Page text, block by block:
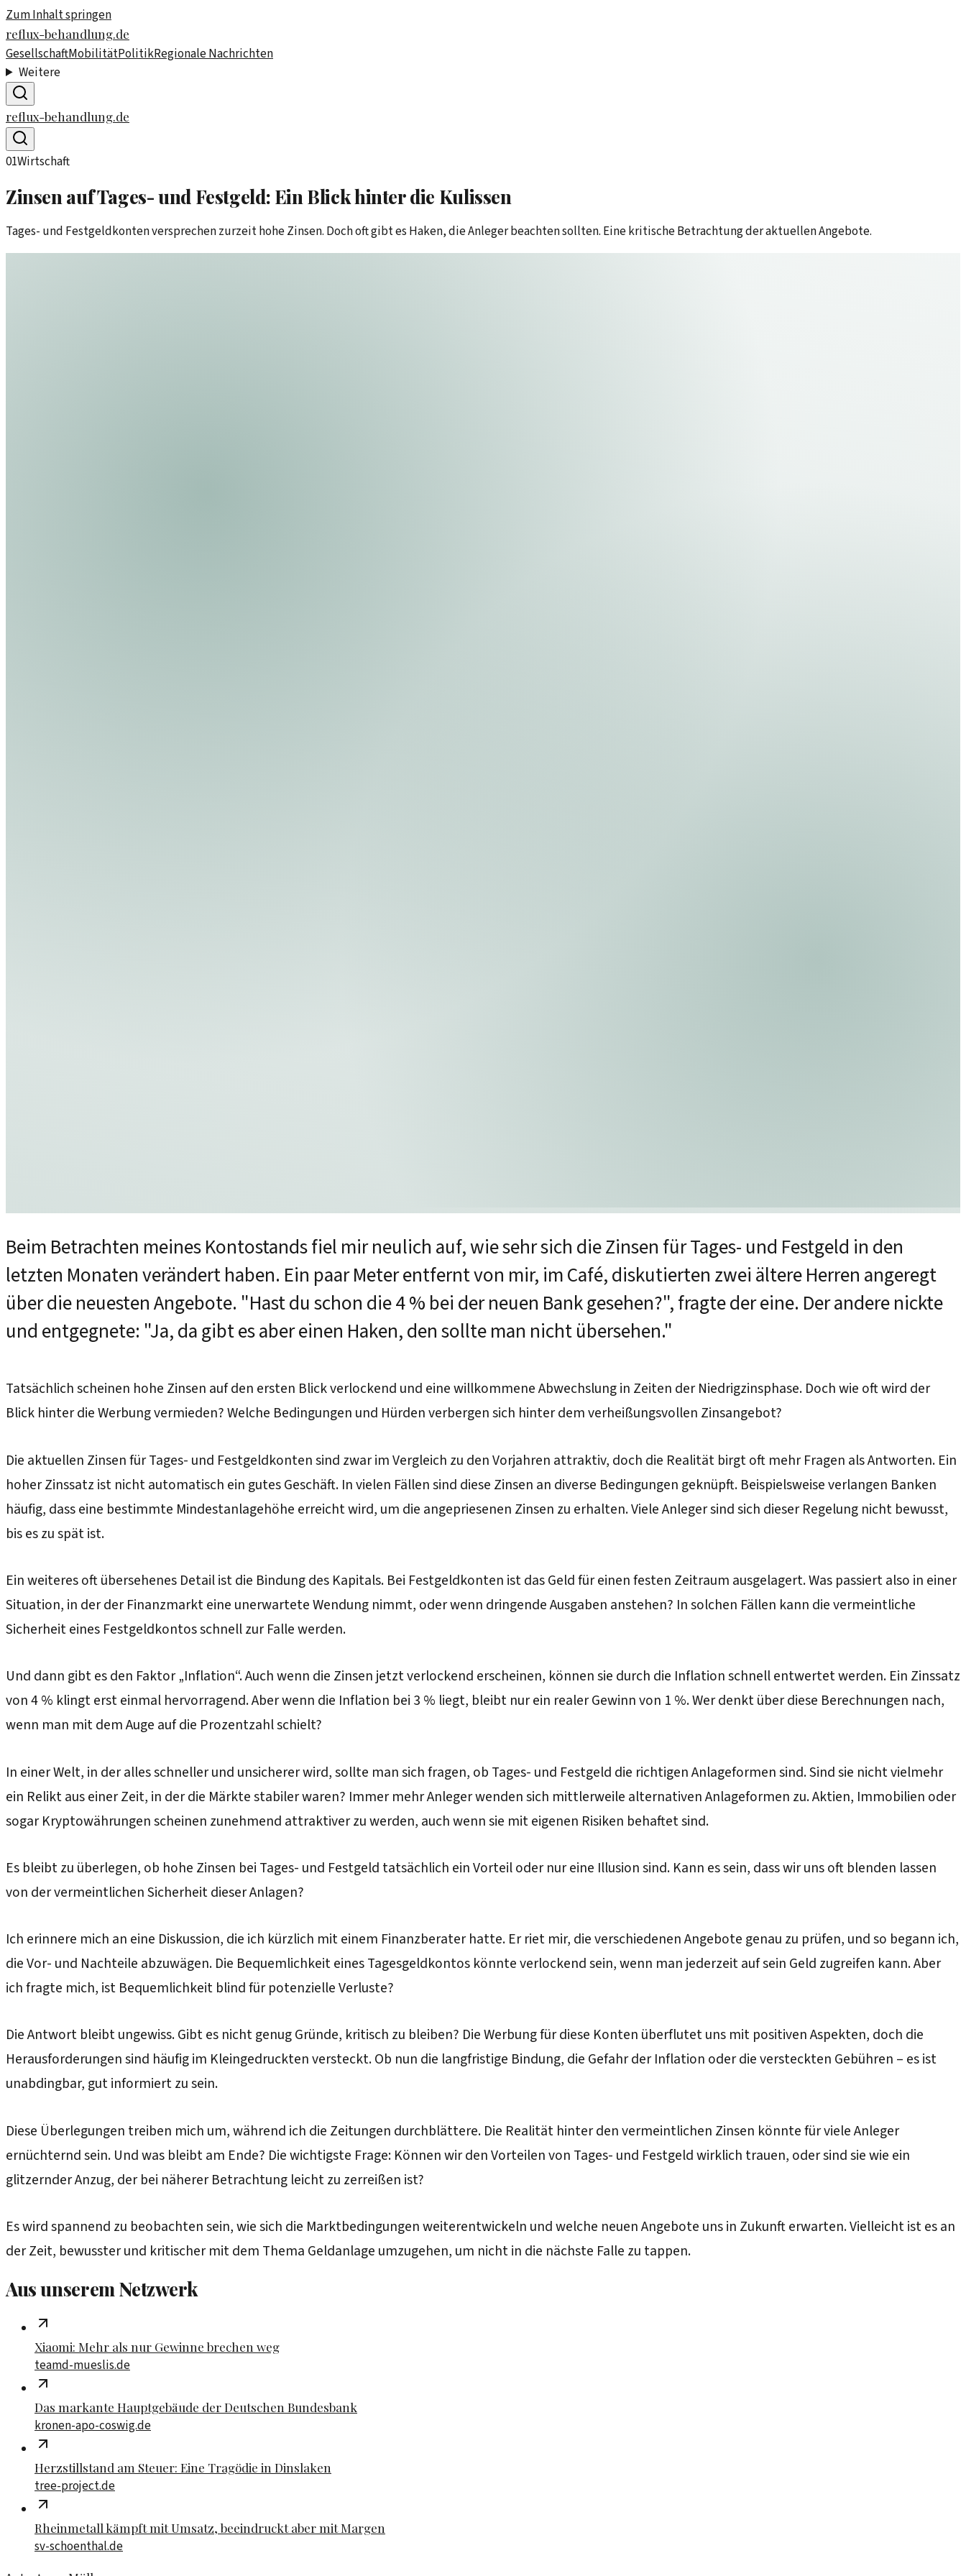
Zum Inhalt springen
reflux-behandlung.de
GesellschaftMobilitätPolitikRegionale Nachrichten
Weitere
reflux-behandlung.de
01Wirtschaft
Zinsen auf Tages- und Festgeld: Ein Blick hinter die Kulissen
Tages- und Festgeldkonten versprechen zurzeit hohe Zinsen. Doch oft gibt es Haken, die Anleger beachten sollten. Eine kritische Betrachtung der aktuellen Angebote.
Beim Betrachten meines Kontostands fiel mir neulich auf, wie sehr sich die Zinsen für Tages- und Festgeld in den
letzten Monaten verändert haben. Ein paar Meter entfernt von mir, im Café, diskutierten zwei ältere Herren angeregt
über die neuesten Angebote. "Hast du schon die 4 % bei der neuen Bank gesehen?", fragte der eine. Der andere nickte
und entgegnete: "Ja, da gibt es aber einen Haken, den sollte man nicht übersehen."
Tatsächlich scheinen hohe Zinsen auf den ersten Blick verlockend und eine willkommene Abwechslung in Zeiten der Niedrigzinsphase. Doch wie oft wird der
Blick hinter die Werbung vermieden? Welche Bedingungen und Hürden verbergen sich hinter dem verheißungsvollen Zinsangebot?
Die aktuellen Zinsen für Tages- und Festgeldkonten sind zwar im Vergleich zu den Vorjahren attraktiv, doch die Realität birgt oft mehr Fragen als Antworten. Ein
hoher Zinssatz ist nicht automatisch ein gutes Geschäft. In vielen Fällen sind diese Zinsen an diverse Bedingungen geknüpft. Beispielsweise verlangen Banken
häufig, dass eine bestimmte Mindestanlagehöhe erreicht wird, um die angepriesenen Zinsen zu erhalten. Viele Anleger sind sich dieser Regelung nicht bewusst,
bis es zu spät ist.
Ein weiteres oft übersehenes Detail ist die Bindung des Kapitals. Bei Festgeldkonten ist das Geld für einen festen Zeitraum ausgelagert. Was passiert also in einer
Situation, in der der Finanzmarkt eine unerwartete Wendung nimmt, oder wenn dringende Ausgaben anstehen? In solchen Fällen kann die vermeintliche
Sicherheit eines Festgeldkontos schnell zur Falle werden.
Und dann gibt es den Faktor „Inflation“. Auch wenn die Zinsen jetzt verlockend erscheinen, können sie durch die Inflation schnell entwertet werden. Ein Zinssatz
von 4 % klingt erst einmal hervorragend. Aber wenn die Inflation bei 3 % liegt, bleibt nur ein realer Gewinn von 1 %. Wer denkt über diese Berechnungen nach,
wenn man mit dem Auge auf die Prozentzahl schielt?
In einer Welt, in der alles schneller und unsicherer wird, sollte man sich fragen, ob Tages- und Festgeld die richtigen Anlageformen sind. Sind sie nicht vielmehr
ein Relikt aus einer Zeit, in der die Märkte stabiler waren? Immer mehr Anleger wenden sich mittlerweile alternativen Anlageformen zu. Aktien, Immobilien oder
sogar Kryptowährungen scheinen zunehmend attraktiver zu werden, auch wenn sie mit eigenen Risiken behaftet sind.
Es bleibt zu überlegen, ob hohe Zinsen bei Tages- und Festgeld tatsächlich ein Vorteil oder nur eine Illusion sind. Kann es sein, dass wir uns oft blenden lassen
von der vermeintlichen Sicherheit dieser Anlagen?
Ich erinnere mich an eine Diskussion, die ich kürzlich mit einem Finanzberater hatte. Er riet mir, die verschiedenen Angebote genau zu prüfen, und so begann ich,
die Vor- und Nachteile abzuwägen. Die Bequemlichkeit eines Tagesgeldkontos könnte verlockend sein, wenn man jederzeit auf sein Geld zugreifen kann. Aber
ich fragte mich, ist Bequemlichkeit blind für potenzielle Verluste?
Die Antwort bleibt ungewiss. Gibt es nicht genug Gründe, kritisch zu bleiben? Die Werbung für diese Konten überflutet uns mit positiven Aspekten, doch die
Herausforderungen sind häufig im Kleingedruckten versteckt. Ob nun die langfristige Bindung, die Gefahr der Inflation oder die versteckten Gebühren – es ist
unabdingbar, gut informiert zu sein.
Diese Überlegungen treiben mich um, während ich die Zeitungen durchblättere. Die Realität hinter den vermeintlichen Zinsen könnte für viele Anleger
ernüchternd sein. Und was bleibt am Ende? Die wichtigste Frage: Können wir den Vorteilen von Tages- und Festgeld wirklich trauen, oder sind sie wie ein
glitzernder Anzug, der bei näherer Betrachtung leicht zu zerreißen ist?
Es wird spannend zu beobachten sein, wie sich die Marktbedingungen weiterentwickeln und welche neuen Angebote uns in Zukunft erwarten. Vielleicht ist es an
der Zeit, bewusster und kritischer mit dem Thema Geldanlage umzugehen, um nicht in die nächste Falle zu tappen.
Aus unserem Netzwerk
Xiaomi: Mehr als nur Gewinne brechen weg
teamd-mueslis.de
Das markante Hauptgebäude der Deutschen Bundesbank
kronen-apo-coswig.de
Herzstillstand am Steuer: Eine Tragödie in Dinslaken
tree-project.de
Rheinmetall kämpft mit Umsatz, beeindruckt aber mit Margen
sv-schoenthal.de